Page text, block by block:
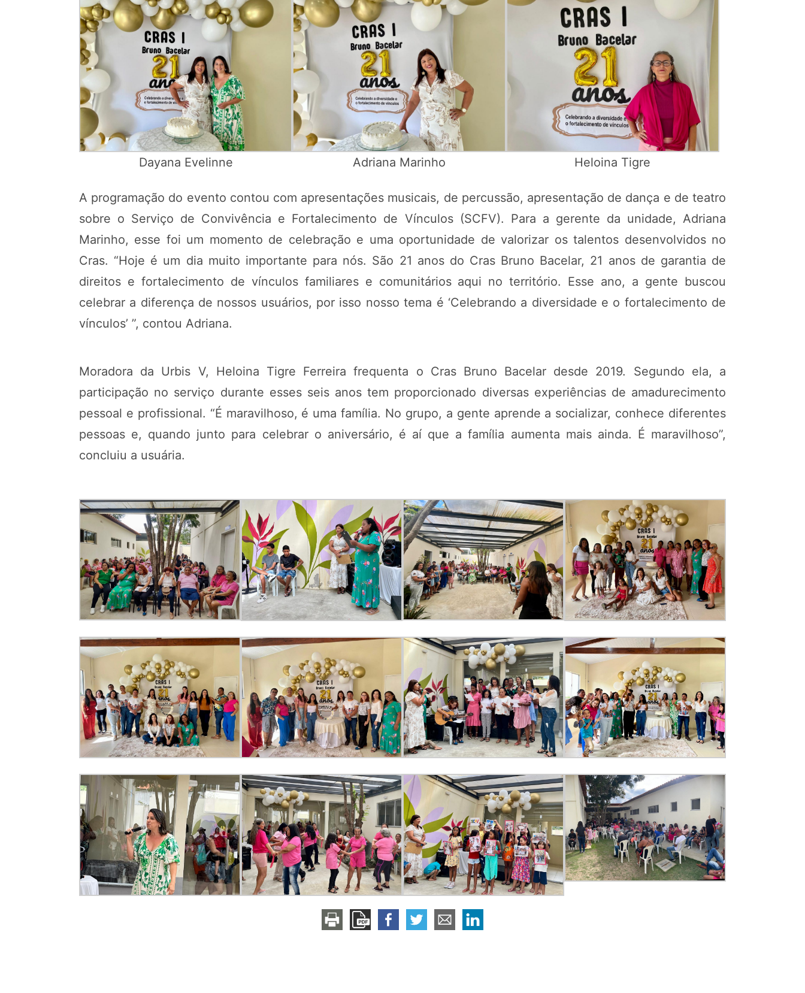
Dayana Evelinne Adriana Marinho Heloina Tigre
A programação do evento contou com apresentações musicais, de percussão, apresentação de dança e de teatro
sobre o Serviço de Convivência e Fortalecimento de Vínculos (SCFV). Para a gerente da unidade, Adriana
Marinho, esse foi um momento de celebração e uma oportunidade de valorizar os talentos desenvolvidos no
Cras. “Hoje é um dia muito importante para nós. São 21 anos do Cras Bruno Bacelar, 21 anos de garantia de
direitos e fortalecimento de vínculos familiares e comunitários aqui no território. Esse ano, a gente buscou
celebrar a diferença de nossos usuários, por isso nosso tema é ‘Celebrando a diversidade e o fortalecimento de
vínculos’ ”, contou Adriana.
Moradora da Urbis V, Heloina Tigre Ferreira frequenta o Cras Bruno Bacelar desde 2019. Segundo ela, a
participação no serviço durante esses seis anos tem proporcionado diversas experiências de amadurecimento
pessoal e profissional. “É maravilhoso, é uma família. No grupo, a gente aprende a socializar, conhece diferentes
pessoas e, quando junto para celebrar o aniversário, é aí que a família aumenta mais ainda. É maravilhoso”,
concluiu a usuária.